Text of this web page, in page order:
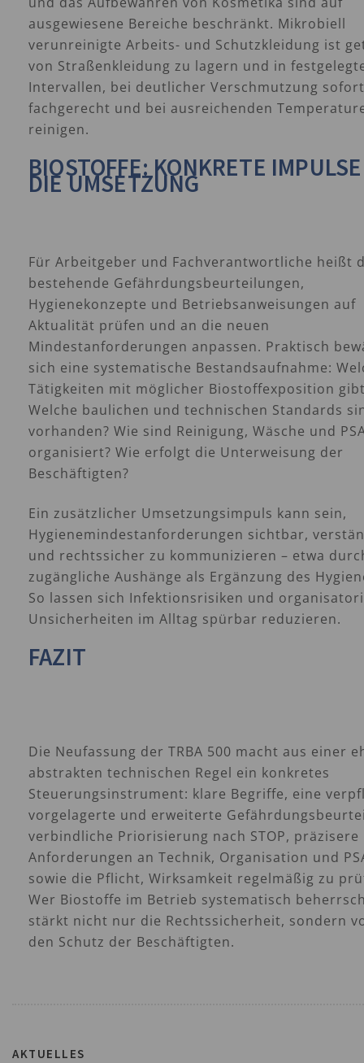
ausgewiesene Bereiche beschränkt. Mikro­biell
verunreinigte Arbeits- und Schutzkleidung ist
von Straßenkleidung zu lagern und in
Intervallen, bei deutlicher Verschmutzung
fachgerecht und bei ausreichenden
reinigen.
BIOSTOFFE: KONKRETE
DIE UMSETZUNG
Für Arbeitgeber und Fachverantwortliche heißt
bestehende Gefährdungsbeurteilungen,
Hygienekonzepte und Betriebsanweisungen auf
Aktualität prüfen und an die neuen
Mindestanforderungen anpassen. Praktisch
sich eine systematische Bestandsaufnahme:
Tätigkeiten mit möglicher Biostoffexposition
Welche baulichen und technischen Standards
vorhanden? Wie sind Reinigung, Wäsche und
organisiert? Wie erfolgt die Unterweisung der
Beschäftigten?
Ein zusätzlicher Umsetzungsimpuls kann sein,
Hygienemindestanforderungen sichtbar,
und rechtssicher zu kommunizieren – etwa
zugängliche Aushänge als Ergänzung des
So lassen sich Infektionsrisiken und
Unsicherheiten im Alltag spürbar reduzieren.
FAZIT
Die Neufassung der TRBA 500 macht aus einer
abstrakten technischen Regel ein konkretes
Steuerungsinstrument: klare Begriffe, eine
vorgelagerte und erweiterte
verbindliche Priorisierung nach STOP, präzisere
Anforderungen an Technik, Organisation und
sowie die Pflicht, Wirksamkeit regelmäßig zu
Wer Biostoffe im Betrieb systematisch
stärkt nicht nur die Rechtssicherheit, sondern
den Schutz der Beschäftigten.
AKTUELLES